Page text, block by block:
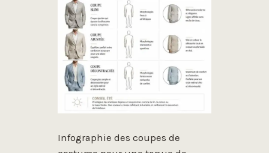
Infographie des coupes de